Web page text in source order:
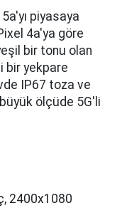
piyasaya
4a'ya göre
bir tonu olan
bir yekpare
IP67 toza ve
büyük ölçüde 5G'li
2400x1080